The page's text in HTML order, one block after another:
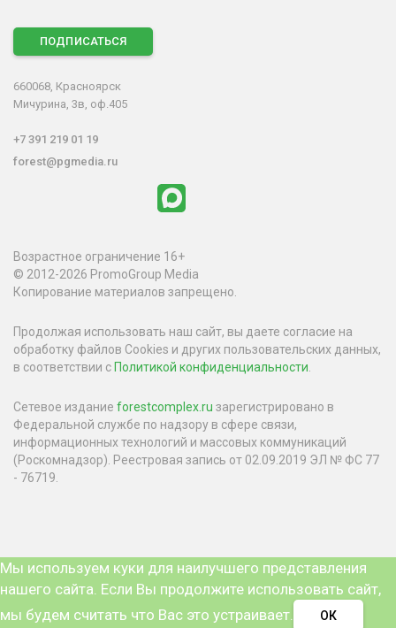
ПОДПИСАТЬСЯ
660068, Красноярск
Мичурина, 3в, оф.405
+7 391 219 01 19
forest@pgmedia.ru
Возрастное ограничение 16+
© 2012-2026 PromoGroup Media
Копирование материалов запрещено.
Продолжая использовать наш сайт, вы даете согласие на
обработку файлов Cookies и других пользовательских данных,
в соответствии с Политикой конфиденциальности
Сетевое издание forestcomplex.ru зарегистрировано в
Федеральной службе по надзору в сфере связи,
информационных технологий и массовых коммуникаций
(Роскомнадзор). Реестровая запись от 02.09.2019 ЭЛ № ФС 77
- 76719.
Мы используем куки для наилучшего представления
нашего сайта. Если Вы продолжите использовать сайт,
мы будем считать что Вас это устраивает.
ОК